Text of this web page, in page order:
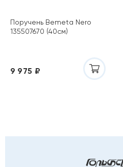
Поручень Bemeta Nero
135507670 (40см)
9 975 ₽